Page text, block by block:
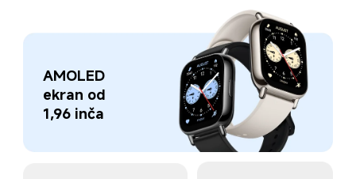
AMOLED
ekran od
1,96 inča